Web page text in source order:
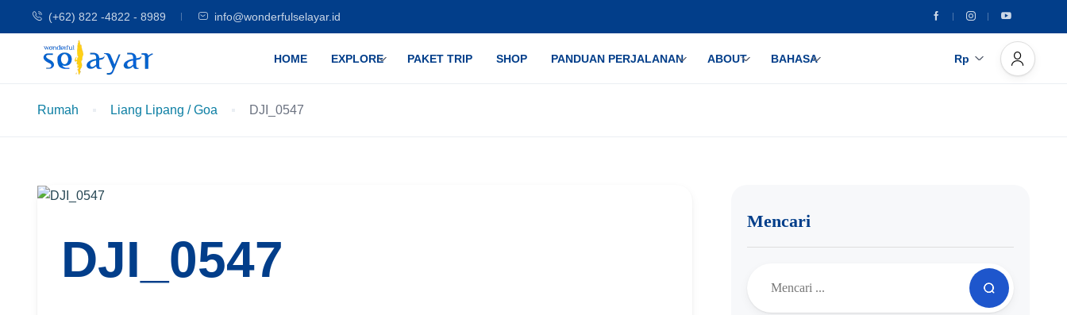
(+62) 822 -4822 - 8989 info@wonderfulselayar.id
HOME EXPLORE PAKET TRIP SHOP PANDUAN PERJALANAN ABOUT BAHASA Rp
Rumah Liang Lipang / Goa DJI_0547
DJI_0547
Mencari